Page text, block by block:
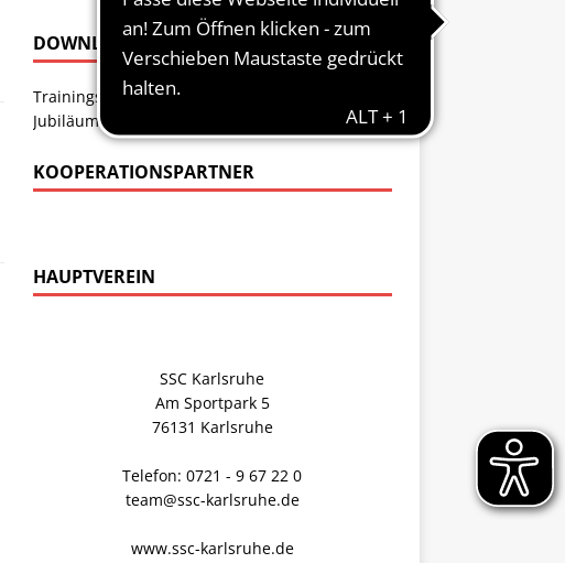
DOWNLOADS
Trainingszeiten
Jubiläumsbroschüre 50 Jahre SSC Basketball
KOOPERATIONSPARTNER
HAUPTVEREIN
SSC Karlsruhe
Am Sportpark 5
76131 Karlsruhe
Telefon: 0721 - 9 67 22 0
team@ssc-karlsruhe.de
www.ssc-karlsruhe.de